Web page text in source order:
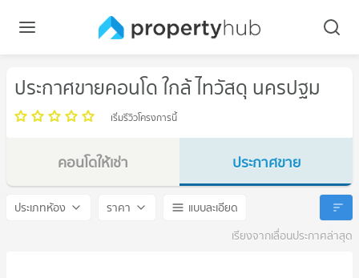
ประกาศขายคอนโด ใกล้ ไทวัสดุ นครปฐม
เริ่มรีวิวโครงการนี้
คอนโดให้เช่า
ไทวัสดุ นครปฐม
ประกาศขาย
ไทวัสดุ นครปฐม
ประเภทห้อง ราคา
แบบละเอียด
เรียงจากเลื่อนประกาศล่าสุด